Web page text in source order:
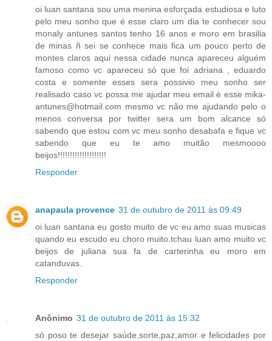
oi luan santana sou uma menina esforçada estudiosa e luto
pelo meu sonho que é esse claro um dia te conhecer sou
monaly antunes santos tenho 16 anos e moro em brasilia
de minas ñ sei se conhece mais fica um pouco perto de
montes claros aqui nessa cidade nunca apareceu alguém
famoso como vc apareceu só que foi adriana , eduardo
costa e somente esses sera possivio meu sonho ser
realisado caso vc possa me ajudar meu email é esse mika-
antunes@hotmail.com mesmo vc não me ajudando pelo o
menos conversa por twitter sera um bom alcance só
sabendo que estou com vc meu sonho desabafa e fique vc
sabendo que eu te amo muitão mesmoooo
beijos!!!!!!!!!!!!!!!!!!!!
Responder
anapaula provence 31 de outubro de 2011 às 09:49
oi luan santana eu gosto muito de vc eu amo suas musicas
quando eu escudo eu choro muito.tchau luan amo muito vc
beijos de juliana sua fa de carterinha eu moro em
catanduvas.
Responder
Anônimo 31 de outubro de 2011 às 15:32
só poso te desejar saúde,sorte,paz,amor e felicidades por